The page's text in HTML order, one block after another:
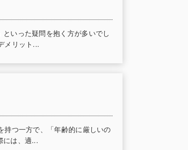
いった疑問を抱く方が多いでし
メリット...
持つ一方で、「年齢的に厳しいの
には、適...